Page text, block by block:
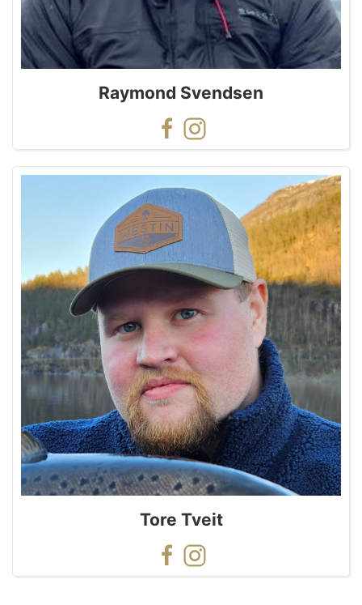
Raymond Svendsen
Tore Tveit